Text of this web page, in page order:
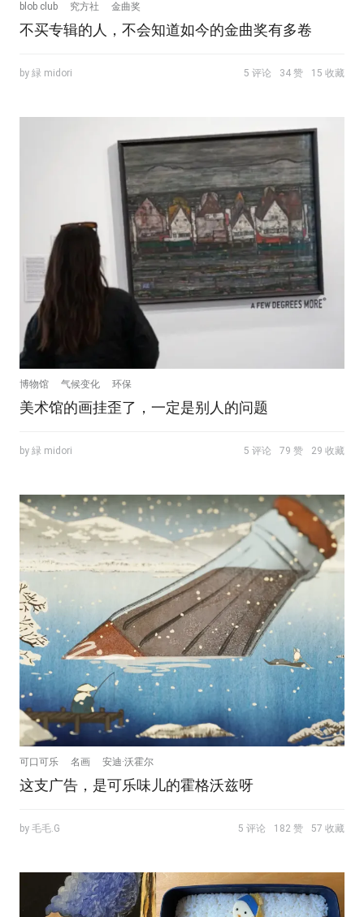
blob club 究方社 金曲奖
不买专辑的人，不会知道如今的金曲奖有多卷
by 緑 midori 5 评论 34 赞 15 收藏
博物馆 气候变化 环保
美术馆的画挂歪了，一定是别人的问题
by 緑 midori 5 评论 79 赞 29 收藏
可口可乐 名画 安迪·沃霍尔
这支广告，是可乐味儿的霍格沃兹呀
by 毛毛.G 5 评论 182 赞 57 收藏